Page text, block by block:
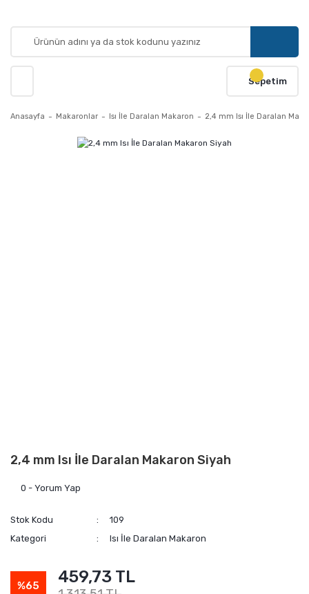
Sepetim
Anasayfa Makaronlar Isı İle Daralan Makaron 2,4 mm Isı İle Daralan
2,4 mm Isı İle Daralan Makaron Siyah
0 - Yorum Yap
Stok Kodu
109
Kategori
Isı İle Daralan Makaron
%65 459,73 TL